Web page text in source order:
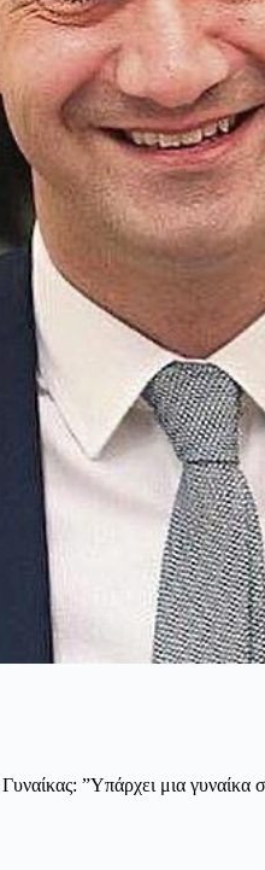
”Υπάρχει μια